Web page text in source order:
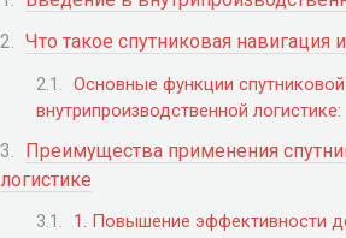
Что такое спутниковая навигация
Основные функции
внутрипроизводственной логистике:
Преимущества применения
логистике
1. Повышение эффективности